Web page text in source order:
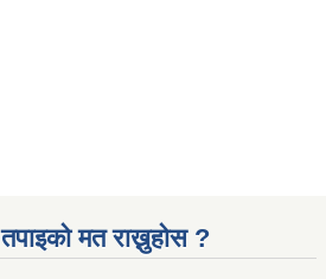
तपाइको मत राख्नुहोस ?